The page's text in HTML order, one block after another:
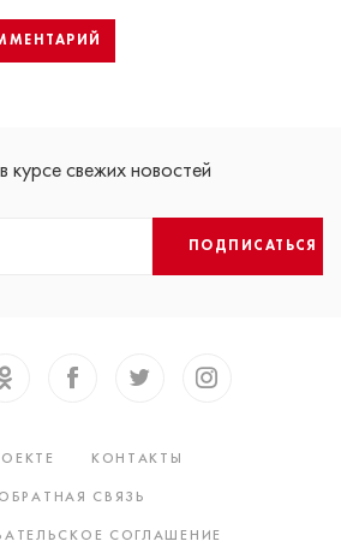
курсе свежих новостей
ПОДПИСАТЬСЯ
КОНТАКТЫ
ОБРАТНАЯ СВЯЗЬ
СОГЛАШЕНИЕ